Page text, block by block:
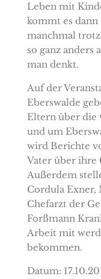
Leben mit
kommt es dann
manchmal
so ganz anders
man denkt.
Auf der
Eberswalde
Eltern über die
und um
wird Berichte
Vater über ihre
Außerdem
Cordula Exner,
Chefarzt der
Forßmann
Arbeit mit
bekommen.
Datum: